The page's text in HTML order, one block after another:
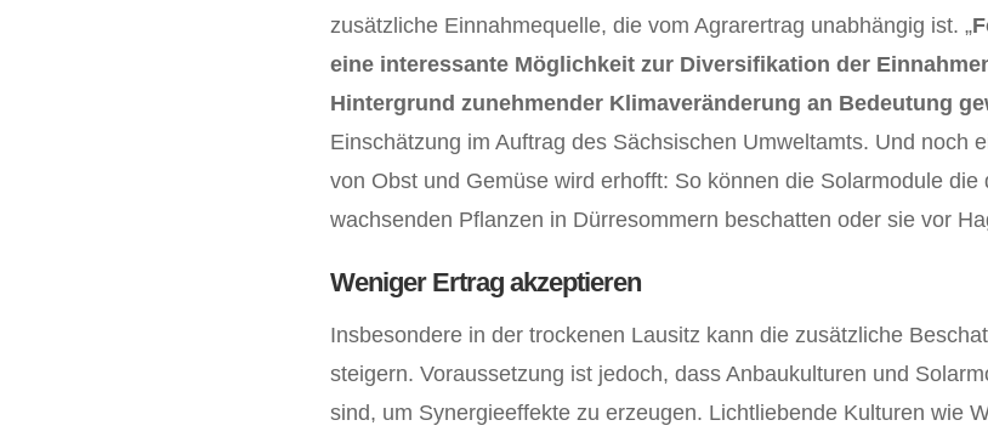
zusätzliche Einnahmequelle, die vom Agrarertrag unabhängig ist. „
eine interessante Möglichkeit zur Diversifikation der
Hintergrund zunehmender Klimaveränderung an Bedeutung
Einschätzung im Auftrag des Sächsischen Umweltamts. Und noch
von Obst und Gemüse wird erhofft: So können die Solarmodule die
wachsenden Pflanzen in Dürresommern beschatten oder sie vor
Weniger Ertrag akzeptieren
Insbesondere in der trockenen Lausitz kann die zusätzliche
steigern. Voraussetzung ist jedoch, dass Anbaukulturen und
sind, um Synergieeffekte zu erzeugen. Lichtliebende Kulturen wie